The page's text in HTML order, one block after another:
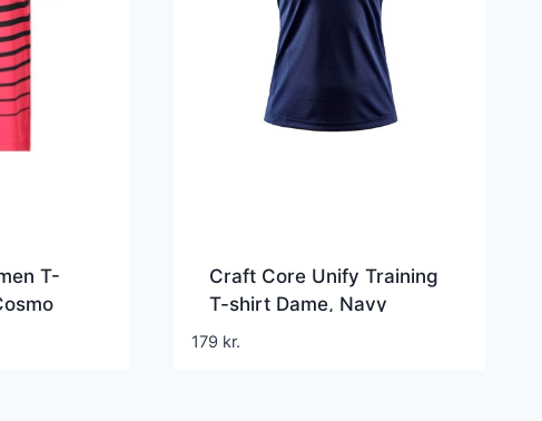
T-
Craft Core Unify Training
T-shirt Dame, Navy
179 kr.